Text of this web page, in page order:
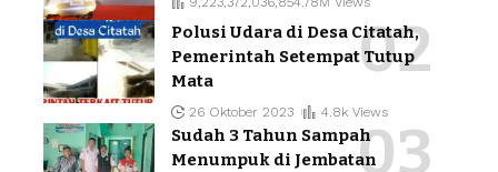
Polusi Udara di Desa Citatah,
Pemerintah Setempat Tutup
Mata
26 Oktober 2023 4.8k Views
Sudah 3 Tahun Sampah
Menumpuk di Jembatan